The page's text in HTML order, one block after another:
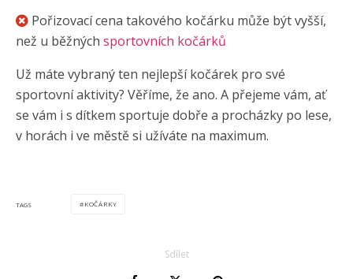
Pořizovací cena takového kočárku může být vyšší,
než u běžných sportovních kočárků
Už máte vybraný ten nejlepší kočárek pro své
sportovní aktivity? Věříme, že ano. A přejeme vám, ať
se vám i s dítkem sportuje dobře a procházky po lese,
v horách i ve městě si užíváte na maximum.
TAGS KOČÁRKY
Sdílet